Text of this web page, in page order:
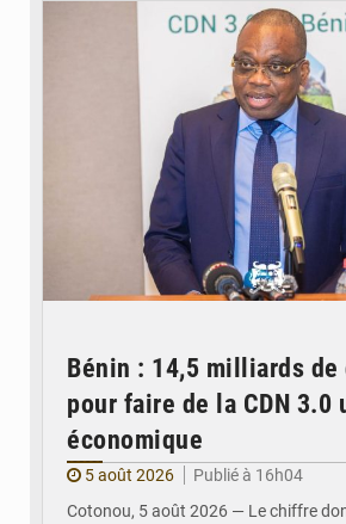
Bénin : 14,5 milliards
pour faire de la CDN 3.0
économique
5 août 2026
Publié à 16h04
Cotonou, 5 août 2026 — Le chiffre